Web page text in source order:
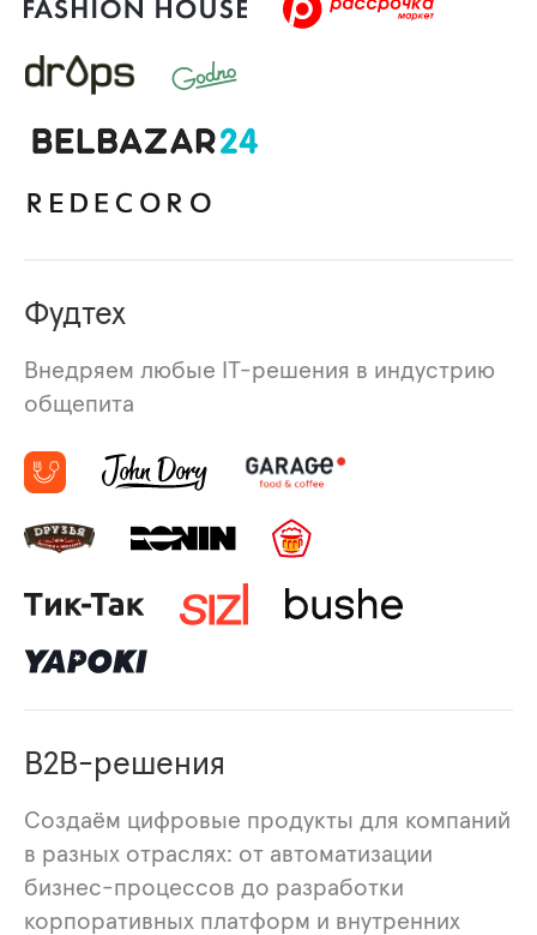
Фудтех
Внедряем любые IT-решения в индустрию
общепита
B2B-решения
Создаём цифровые продукты для компаний
в разных отраслях: от автоматизации
бизнес-процессов до разработки
корпоративных платформ и внутренних